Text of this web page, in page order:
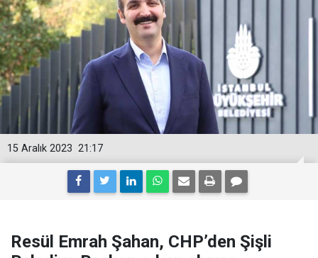
21:17
15 Aralık 2023
Resül Emrah Şahan, CHP’den Şişli